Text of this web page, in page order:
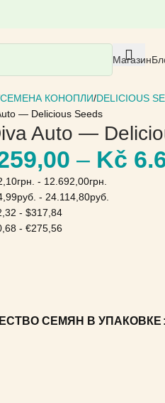
Магазин
СЕМЕНА КОНОПЛИ DELICIOUS
— Delicious Seeds
Auto —
– Kč
- 12.692,00грн.
- 24.114,80руб.
- $317,84
- €275,56
СЕМЯН В УПАКОВКЕ